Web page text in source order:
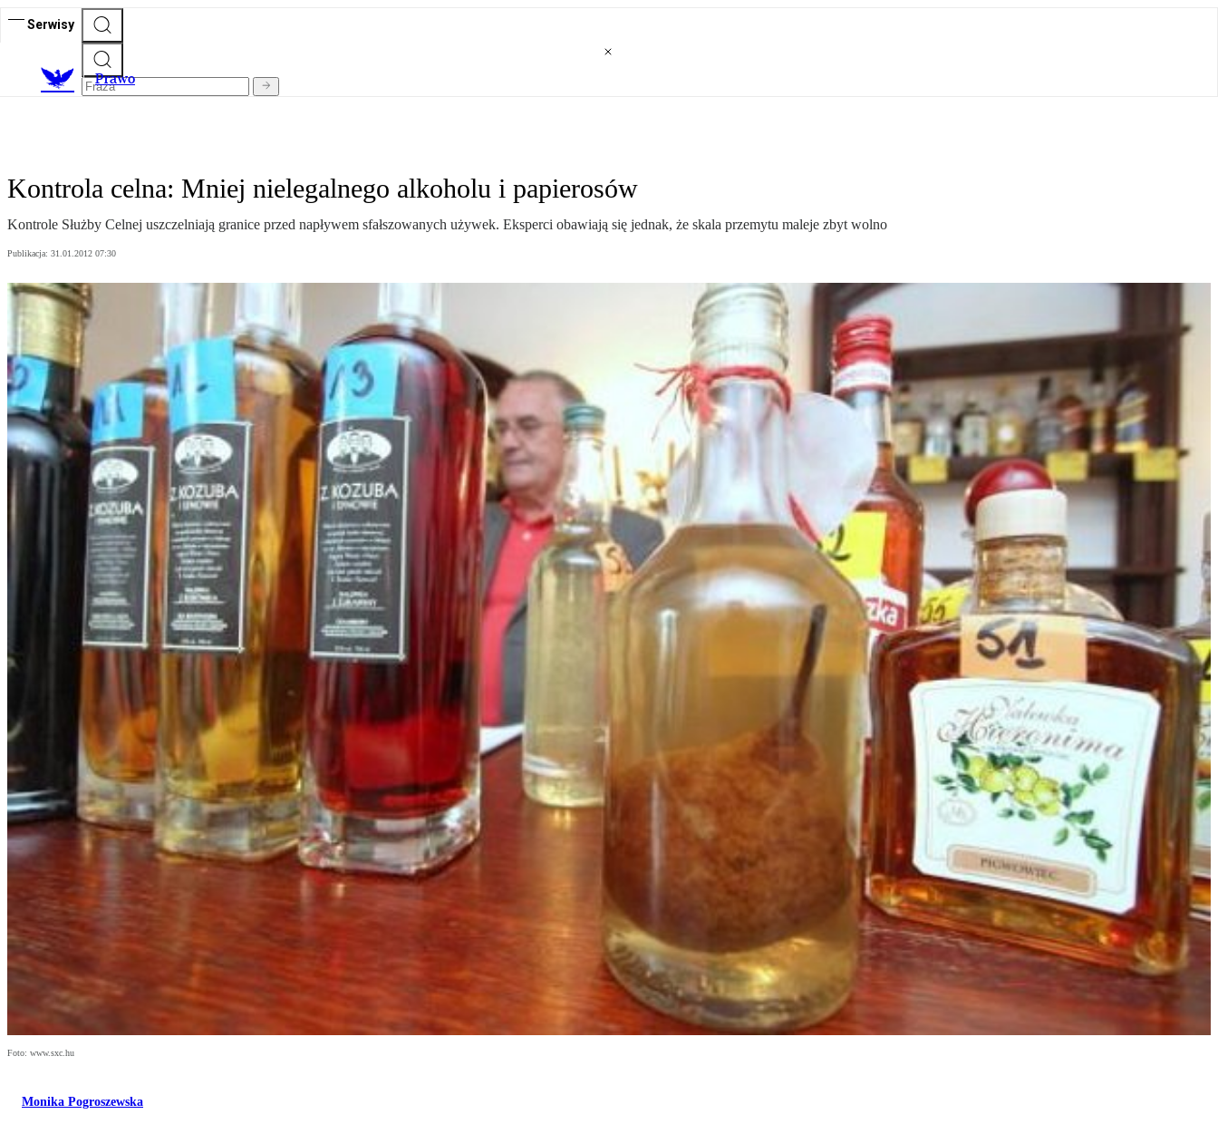
Serwisy
Prawo
Kontrola celna: Mniej nielegalnego alkoholu i papierosów
Kontrole Służby Celnej uszczelniają granice przed napływem sfałszowanych używek. Eksperci obawiają się jednak, że skala przemytu maleje zbyt wolno
Publikacja: 31.01.2012 07:30
Foto: www.sxc.hu
Monika Pogroszewska